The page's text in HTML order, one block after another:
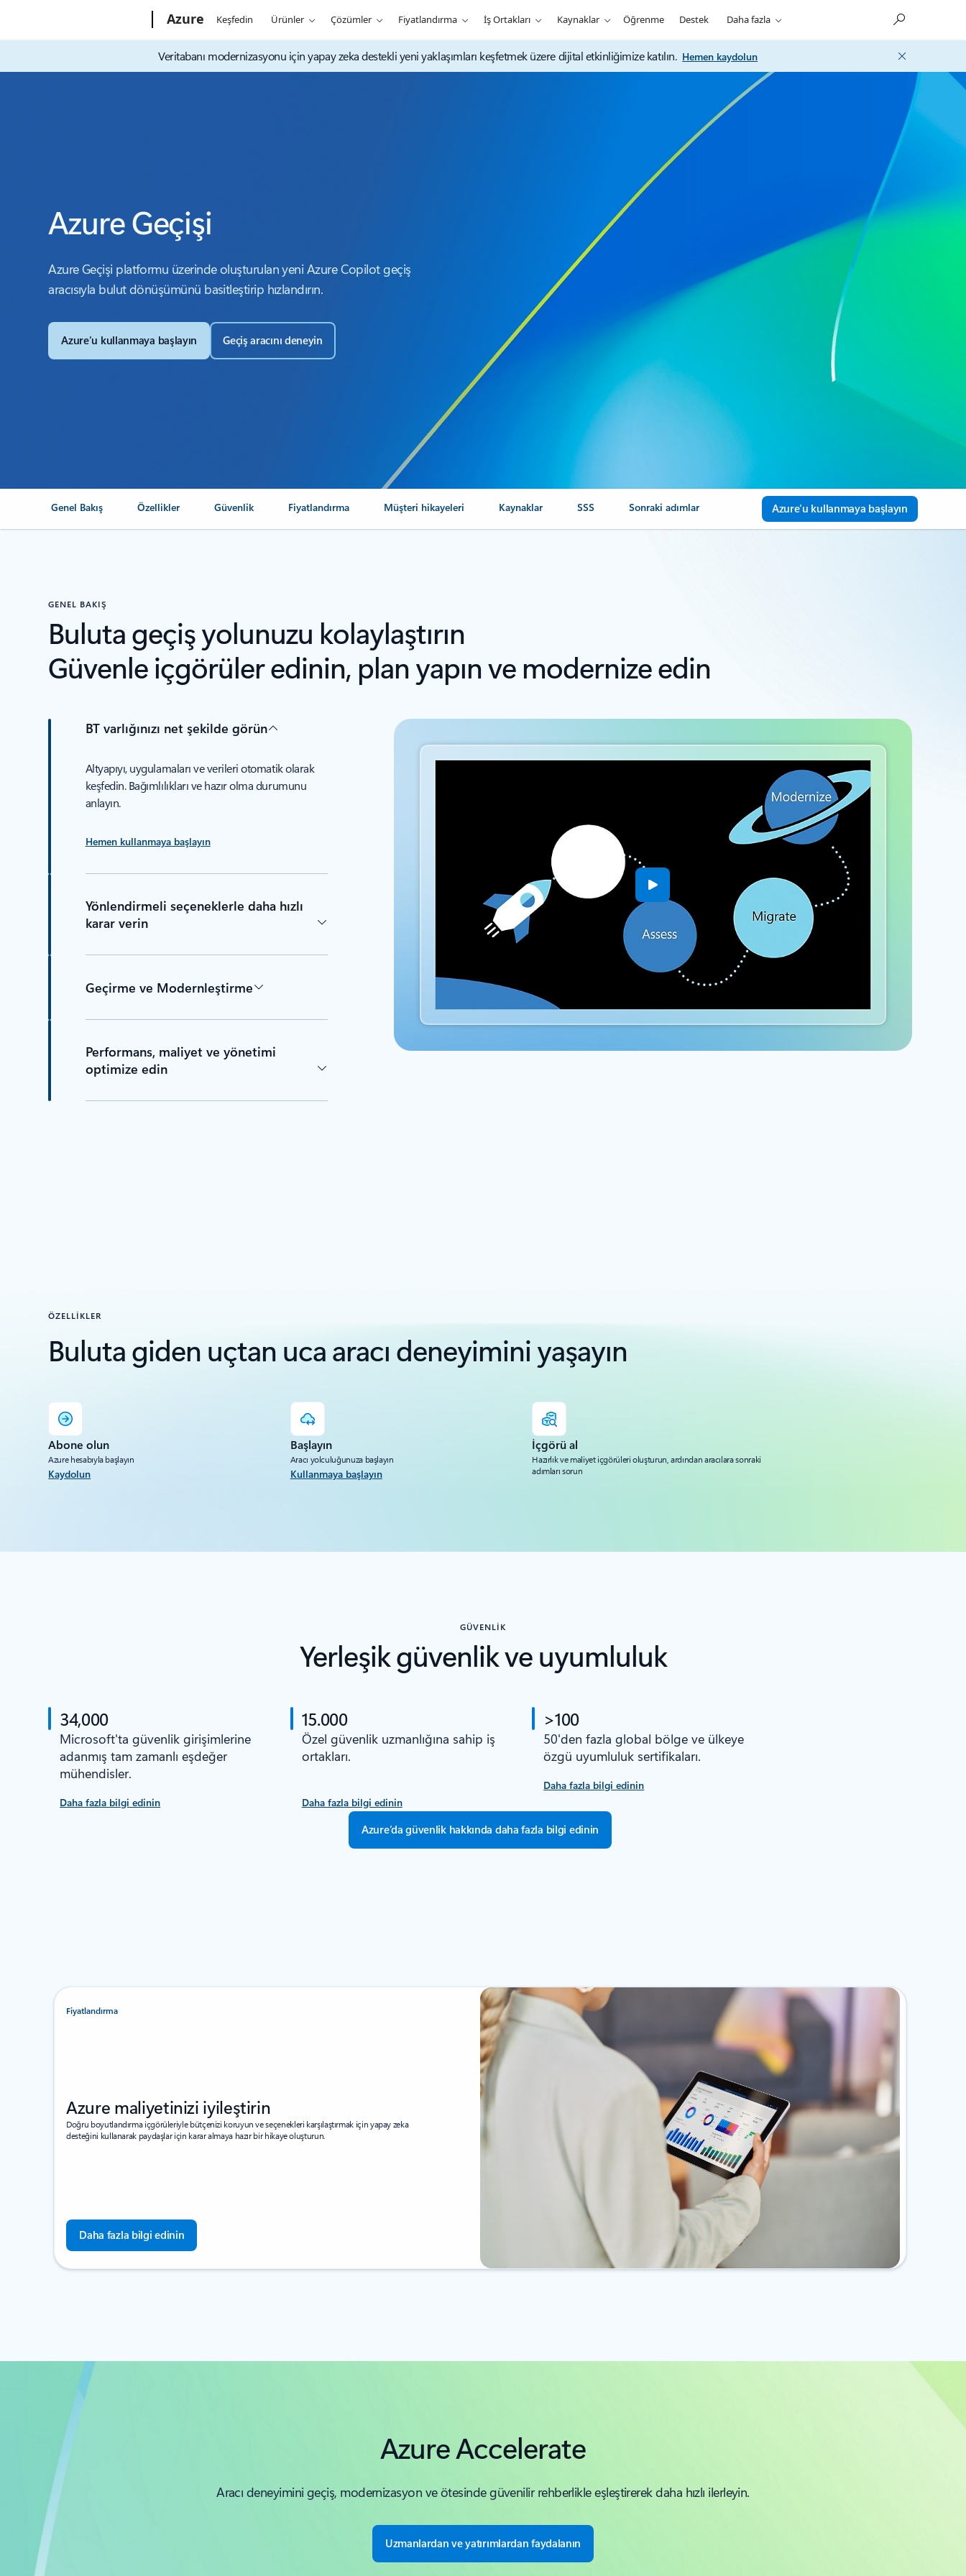
Azure Keşfedin Ürünler Çözümler Fiyatlandırma İş Ortakları Kaynaklar Öğrenme Destek Daha fazla
Veritabanı modernizasyonu için yapay zeka destekli yeni yaklaşımları keşfetmek üzere dijital etkinliğimize katılın. Hemen kaydolun
Azure Geçişi
Azure Geçişi platformu üzerinde oluşturulan yeni Azure Copilot geçiş
aracısıyla bulut dönüşümünü basitleştirip hızlandırın.
Azure’u kullanmaya başlayın Geçiş aracını deneyin
Genel Bakış Özellikler Güvenlik Fiyatlandırma Müşteri hikayeleri Kaynaklar SSS Sonraki adımlar Azure’u kullanmaya başlayın
GENEL BAKIŞ
Buluta geçiş yolunuzu kolaylaştırın
Güvenle içgörüler edinin, plan yapın ve modernize edin
BT varlığınızı net şekilde görün
Altyapıyı, uygulamaları ve verileri otomatik olarak
keşfedin. Bağımlılıkları ve hazır olma durumunu
anlayın.
Hemen kullanmaya başlayın
Yönlendirmeli seçeneklerle daha hızlı
karar verin
Geçirme ve Modernleştirme
Performans, maliyet ve yönetimi
optimize edin
ÖZELLİKLER
Buluta giden uçtan uca aracı deneyimini yaşayın
Abone olun
Azure hesabıyla başlayın
Kaydolun
Başlayın
Aracı yolculuğunuza başlayın
Kullanmaya başlayın
İçgörü al
Hazırlık ve maliyet içgörüleri oluşturun, ardından aracılara sonraki
adımları sorun
GÜVENLIK
Yerleşik güvenlik ve uyumluluk
34,000
Microsoft'ta güvenlik girişimlerine
adanmış tam zamanlı eşdeğer
mühendisler.
Daha fazla bilgi edinin
15.000
Özel güvenlik uzmanlığına sahip iş
ortakları.
Daha fazla bilgi edinin
>100
50'den fazla global bölge ve ülkeye
özgü uyumluluk sertifikaları.
Daha fazla bilgi edinin
Azure’da güvenlik hakkında daha fazla bilgi edinin
Fiyatlandırma
Azure maliyetinizi iyileştirin
Doğru boyutlandırma içgörüleriyle bütçenizi koruyun ve seçenekleri karşılaştırmak için yapay zeka
desteğini kullanarak paydaşlar için karar almaya hazır bir hikaye oluşturun.
Daha fazla bilgi edinin
Azure Accelerate
Aracı deneyimini geçiş, modernizasyon ve ötesinde güvenilir rehberlikle eşleştirerek daha hızlı ilerleyin.
Uzmanlardan ve yatırımlardan faydalanın